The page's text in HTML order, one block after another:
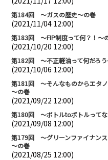
第184回 ～ガスの歴史～の巻
(2021/11/04 12:00)
第183回 ～FIP制度って何？！～
(2021/10/20 12:00)
第182回 ～不正軽油って何だろ
(2021/10/06 12:00)
第181回 ～そんなものからエタノ
～の巻
(2021/09/22 12:00)
第180回 ～ボトルtoボトルって
(2021/09/08 12:00)
第179回 ～グリーンファイナンス
～の巻
(2021/08/25 12:00)